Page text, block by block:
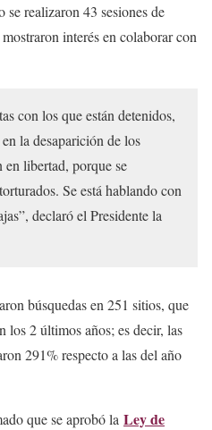
realizaron 43 sesiones de
interés en colaborar con
con los que están detenidos,
la desaparición de los
en libertad, porque se
Se está hablando con
declaró el Presidente la
búsquedas en 251 sitios, que
los 2 últimos años; es decir, las
291% respecto a las del año
que se aprobó la Ley de